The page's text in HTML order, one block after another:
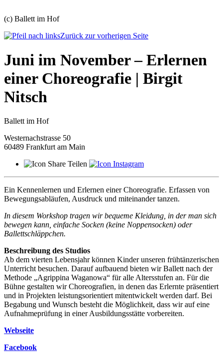
(c) Ballett im Hof
Zurück zur vorherigen Seite
Juni im November – Erlernen
einer Choreografie | Birgit
Nitsch
Ballett im Hof
Westernachstrasse 50
60489 Frankfurt am Main
Teilen
Ein Kennenlernen und Erlernen einer Choreografie. Erfassen von
Bewegungsabläufen, Ausdruck und miteinander tanzen.
In diesem Workshop tragen wir bequeme Kleidung, in der man sich
bewegen kann, einfache Socken (keine Noppensocken) oder
Ballettschläppchen.
Beschreibung des Studios
Ab dem vierten Lebensjahr können Kinder unseren frühtänzerischen
Unterricht besuchen. Darauf aufbauend bieten wir Ballett nach der
Methode „Agrippina Waganowa“ für alle Altersstufen an. Für die
Bühne gestalten wir Choreografien, in denen das Erlernte präsentiert
und in Projekten leistungsorientiert mitentwickelt werden darf. Bei
Begabung und Wunsch besteht die Möglichkeit, dass wir auf eine
Aufnahmeprüfung in einer Ausbildungsstätte vorbereiten.
Webseite
Facebook